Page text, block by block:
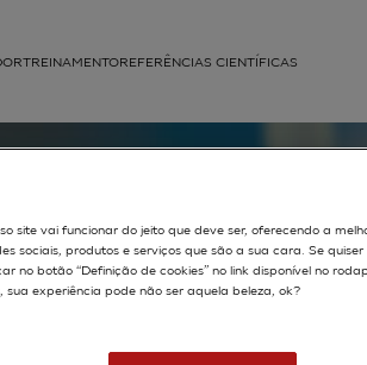
TREINAMENTOREFERÊNCIAS CIENTÍFICAS
site vai funcionar do jeito que deve ser, oferecendo a
sociais, produtos e serviços que são a sua cara. Se
no botão “Definição de cookies” no link disponível no
experiência pode não ser aquela beleza, ok?